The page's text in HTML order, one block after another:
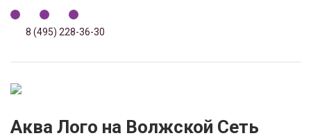
8 (495) 228-36-30
Аква Лого на Волжской Сеть